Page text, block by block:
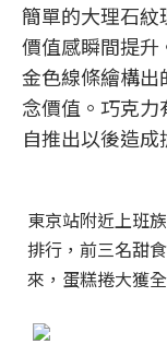
簡單的大理石
價值感瞬間提
金色線條繪構
念價值。巧克力
自推出以後造
東京站附近上班
排行，前三名甜
來，蛋糕捲大獲全